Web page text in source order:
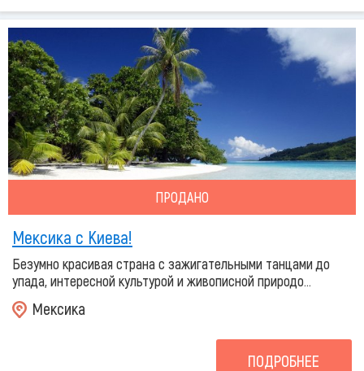
ПРОДАНО
Мексика с Киева!
Безумно красивая страна с зажигательными танцами до
упада, интересной культурой и живописной природо...
Мексика
ПОДРОБНЕЕ